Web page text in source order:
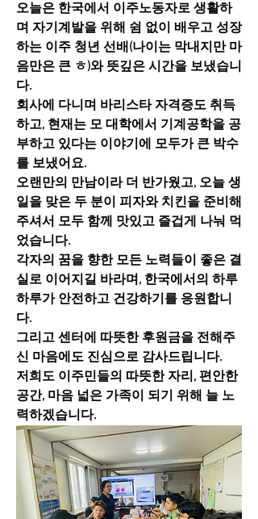
오늘은 한국에서 이주노동자로 생활하
며 자기계발을 위해 쉼 없이 배우고 성장
하는 이주 청년 선배(나이는 막내지만 마
음만은 큰 ㅎ)와 뜻깊은 시간을 보냈습니
다.
회사에 다니며 바리스타 자격증도 취득
하고, 현재는 모 대학에서 기계공학을 공
부하고 있다는 이야기에 모두가 큰 박수
를 보냈어요.
오랜만의 만남이라 더 반가웠고, 오늘 생
일을 맞은 두 분이 피자와 치킨을 준비해
주셔서 모두 함께 맛있고 즐겁게 나눠 먹
었습니다.
각자의 꿈을 향한 모든 노력들이 좋은 결
실로 이어지길 바라며, 한국에서의 하루
하루가 안전하고 건강하기를 응원합니
다.
그리고 센터에 따뜻한 후원금을 전해주
신 마음에도 진심으로 감사드립니다.
저희도 이주민들의 따뜻한 자리, 편안한
공간, 마음 넓은 가족이 되기 위해 늘 노
력하겠습니다.